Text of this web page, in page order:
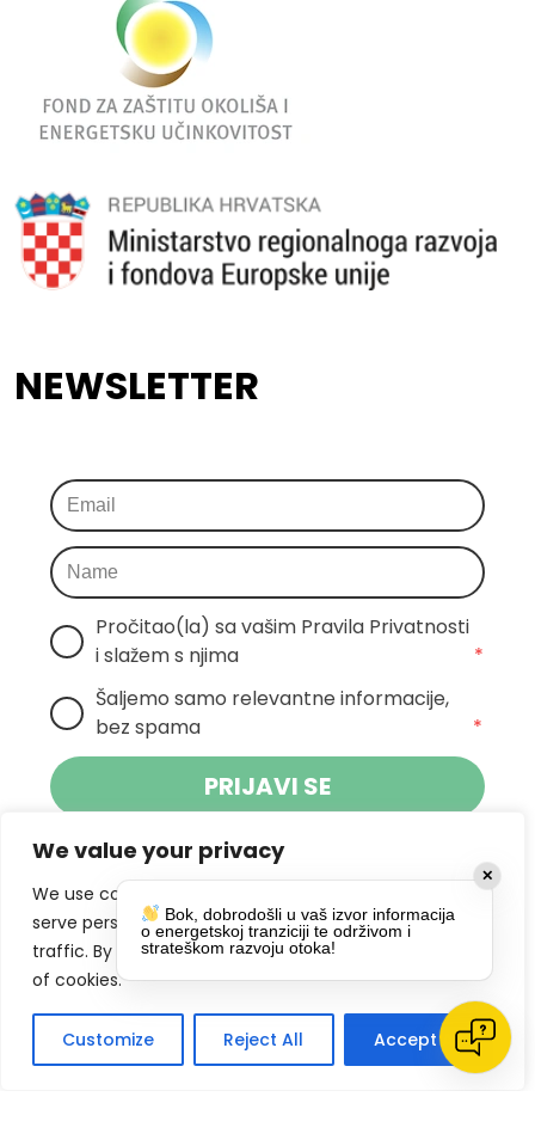
We value your privacy
We use cookies to enhance your browsing experience,
serve personalized ads or content, and analyze our
traffic. By clicking "Accept All", you consent to our use
of cookies.
Customize Reject All Accept All
NEWSLETTER
Pročitao(la) sa vašim Pravila Privatnosti
i slažem s njima
*
Šaljemo samo relevantne informacije,
bez spama
*
PRIJAVI SE
Klikom na gumb dajete suglasnost za
primanje novosti Pokreta Otoka te se
slažete spolitikom privatnosti.
DRUŠTVENE MREŽE
✕
Bok, dobrodošli u vaš izvor informacija
o energetskoj tranziciji te održivom i
strateškom razvoju otoka!